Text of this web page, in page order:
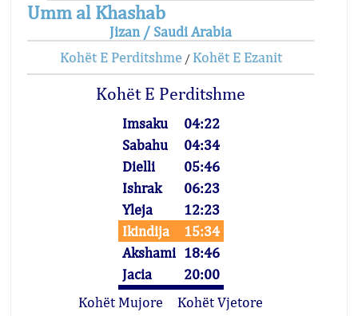
Umm al Khashab
Jizan / Saudi Arabia
Kohët E Perditshme/ Kohët E Ezanit
Kohët E Perditshme
Imsaku
04:22
Sabahu
04:34
Dielli
05:46
Ishrak
06:23
Yleja
12:23
Ikindija
15:34
Akshami 18:46
Jacia
20:00
Kohët Mujore
Kohët Vjetore